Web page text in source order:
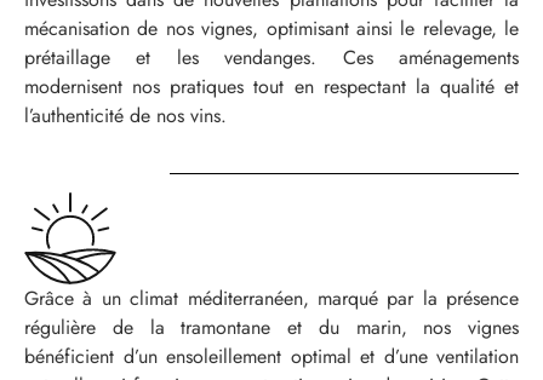
mécanisation de nos vignes, optimisant ainsi le relevage, le
prétaillage et les vendanges. Ces aménagements
modernisent nos pratiques tout en respectant la qualité et
l’authenticité de nos vins.
Grâce à un climat méditerranéen, marqué par la présence
régulière de la tramontane et du marin, nos vignes
bénéficient d’un ensoleillement optimal et d’une ventilation